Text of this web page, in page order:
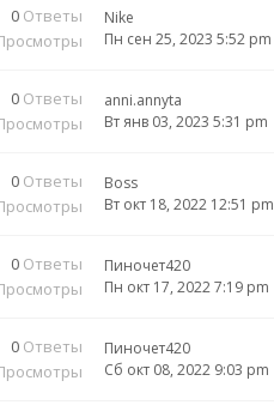
0 Ответы
Nike
Пн сен 25, 2023 5:52 pm
0 Ответы
anni.annyta
Вт янв 03, 2023 5:31 pm
0 Ответы
Boss
Вт окт 18, 2022 12:51 pm
0 Ответы
Пиночет420
Пн окт 17, 2022 7:19 pm
0 Ответы
Пиночет420
Сб окт 08, 2022 9:03 pm